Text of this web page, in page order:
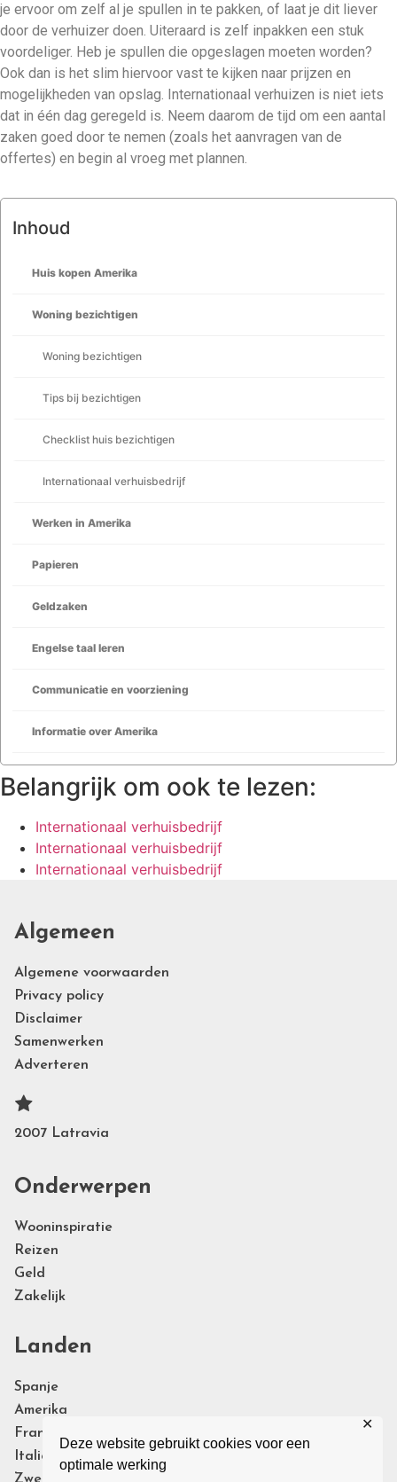
Deze website gebruikt cookies voor een
optimale werking
✕
je ervoor om zelf al je spullen in te pakken, of laat je dit liever
door de verhuizer doen. Uiteraard is zelf inpakken een stuk
voordeliger. Heb je spullen die opgeslagen moeten worden?
Ook dan is het slim hiervoor vast te kijken naar prijzen en
mogelijkheden van opslag. Internationaal verhuizen is niet iets
dat in één dag geregeld is. Neem daarom de tijd om een aantal
zaken goed door te nemen (zoals het aanvragen van de
offertes) en begin al vroeg met plannen.
Inhoud
Huis kopen Amerika
Woning bezichtigen
Woning bezichtigen
Tips bij bezichtigen
Checklist huis bezichtigen
Internationaal verhuisbedrijf
Werken in Amerika
Papieren
Geldzaken
Engelse taal leren
Communicatie en voorziening
Informatie over Amerika
Belangrijk om ook te lezen:
Internationaal verhuisbedrijf
Internationaal verhuisbedrijf
Internationaal verhuisbedrijf
Algemeen
Algemene voorwaarden
Privacy policy
Disclaimer
Samenwerken
Adverteren
2007 Latravia
Onderwerpen
Wooninspiratie
Reizen
Geld
Zakelijk
Landen
Spanje
Amerika
Frankrijk
Italie